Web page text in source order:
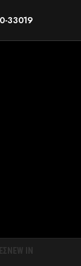
33019
NEW IN